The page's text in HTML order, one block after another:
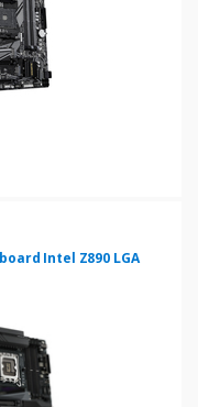
Intel Z890 LGA